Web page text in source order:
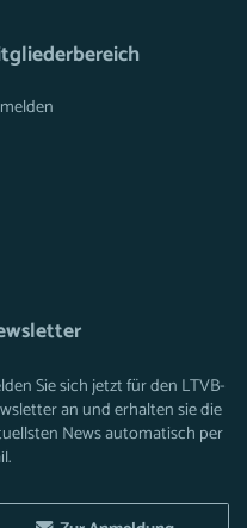
Sie sich jetzt für den LTVB-
an und erhalten sie die
News automatisch per